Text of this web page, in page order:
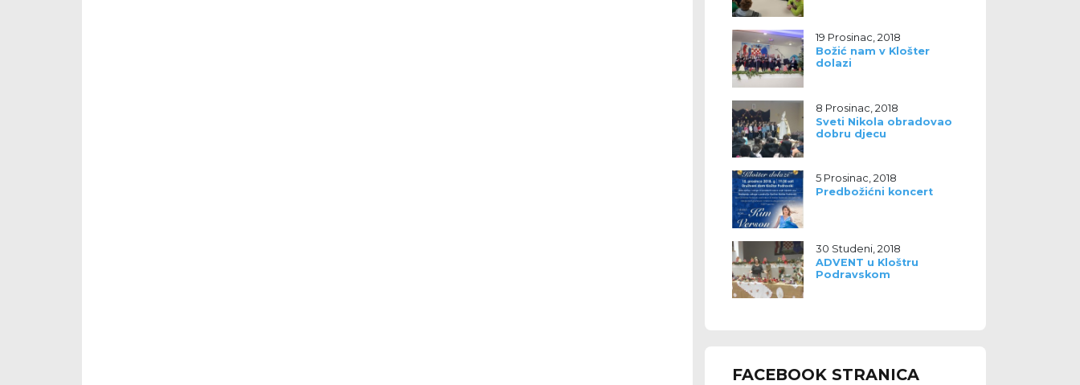
19 Prosinac, 2018
Božić nam v Klošter
dolazi
8 Prosinac, 2018
Sveti Nikola obradovao
dobru djecu
5 Prosinac, 2018
Predbožićni koncert
30 Studeni, 2018
ADVENT u Kloštru
Podravskom
FACEBOOK STRANICA